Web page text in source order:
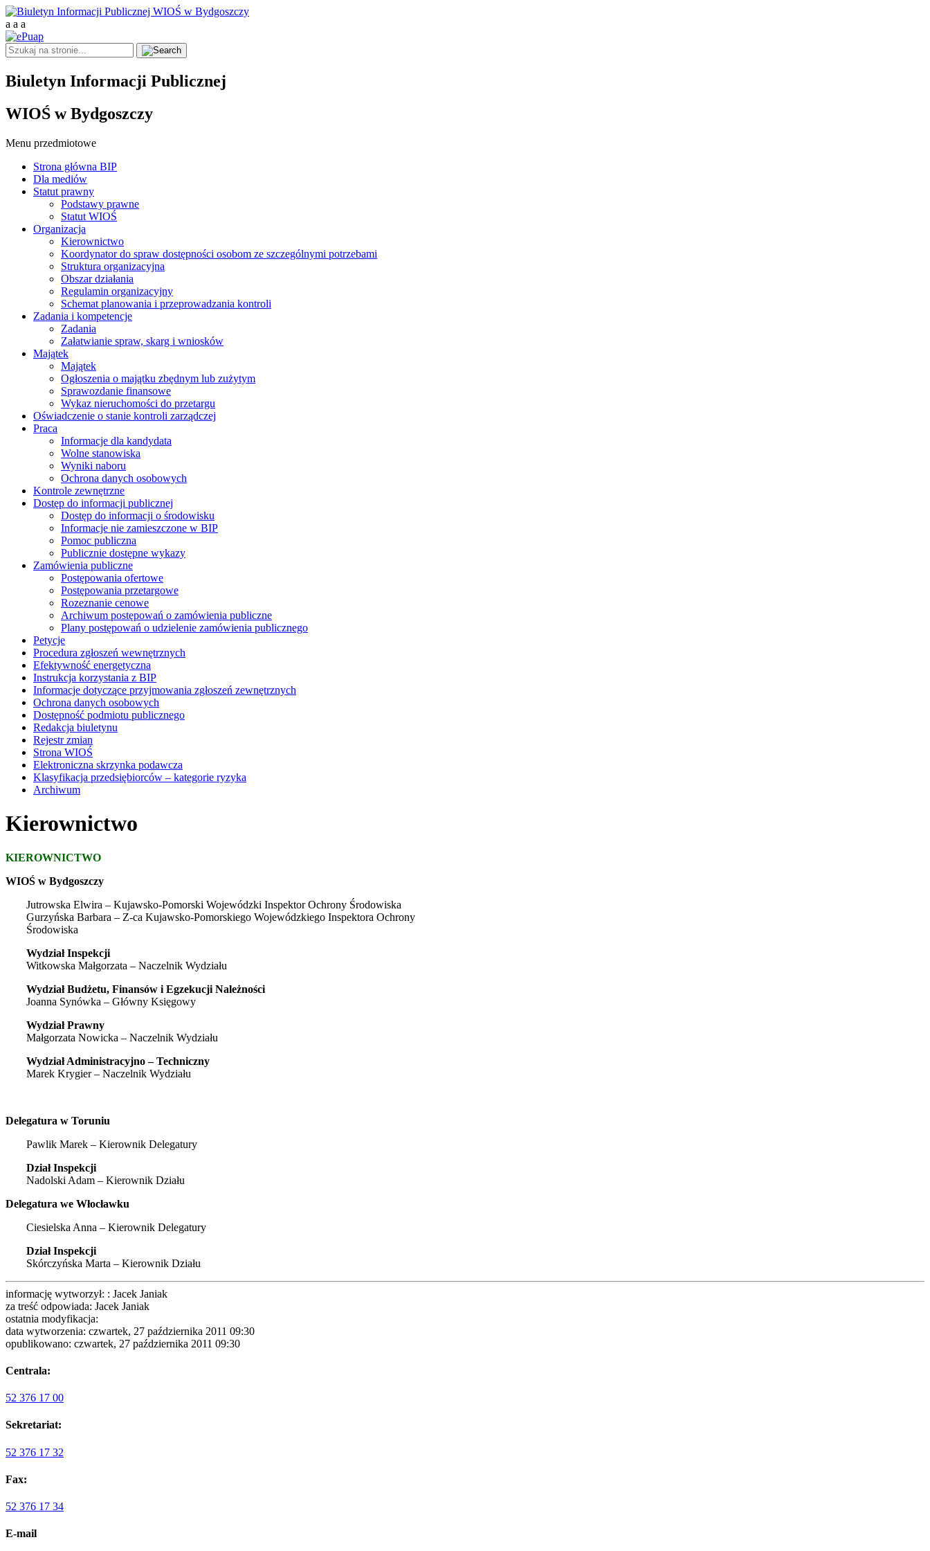
a a a
Biuletyn Informacji Publicznej
WIOŚ w Bydgoszczy
Menu przedmiotowe
Strona główna BIP
Dla mediów
Statut prawny
Podstawy prawne
Statut WIOŚ
Organizacja
Kierownictwo
Koordynator do spraw dostępności osobom ze szczególnymi potrzebami
Struktura organizacyjna
Obszar działania
Regulamin organizacyjny
Schemat planowania i przeprowadzania kontroli
Zadania i kompetencje
Zadania
Załatwianie spraw, skarg i wniosków
Majątek
Majątek
Ogłoszenia o majątku zbędnym lub zużytym
Sprawozdanie finansowe
Wykaz nieruchomości do przetargu
Oświadczenie o stanie kontroli zarządczej
Praca
Informacje dla kandydata
Wolne stanowiska
Wyniki naboru
Ochrona danych osobowych
Kontrole zewnętrzne
Dostęp do informacji publicznej
Dostęp do informacji o środowisku
Informacje nie zamieszczone w BIP
Pomoc publiczna
Publicznie dostępne wykazy
Zamówienia publiczne
Postępowania ofertowe
Postępowania przetargowe
Rozeznanie cenowe
Archiwum postępowań o zamówienia publiczne
Plany postępowań o udzielenie zamówienia publicznego
Petycje
Procedura zgłoszeń wewnętrznych
Efektywność energetyczna
Instrukcja korzystania z BIP
Informacje dotyczące przyjmowania zgłoszeń zewnętrznych
Ochrona danych osobowych
Dostępność podmiotu publicznego
Redakcja biuletynu
Rejestr zmian
Strona WIOŚ
Elektroniczna skrzynka podawcza
Klasyfikacja przedsiębiorców – kategorie ryzyka
Archiwum
Kierownictwo
KIEROWNICTWO
WIOŚ w Bydgoszczy
Jutrowska Elwira – Kujawsko-Pomorski Wojewódzki Inspektor Ochrony Środowiska
Gurzyńska Barbara – Z-ca Kujawsko-Pomorskiego Wojewódzkiego Inspektora Ochrony
Środowiska
Wydział Inspekcji
Witkowska Małgorzata – Naczelnik Wydziału
Wydział Budżetu, Finansów i Egzekucji Należności
Joanna Synówka – Główny Księgowy
Wydział Prawny
Małgorzata Nowicka – Naczelnik Wydziału
Wydział Administracyjno – Techniczny
Marek Krygier – Naczelnik Wydziału
Delegatura w Toruniu
Pawlik Marek – Kierownik Delegatury
Dział Inspekcji
Nadolski Adam – Kierownik Działu
Delegatura we Włocławku
Ciesielska Anna – Kierownik Delegatury
Dział Inspekcji
Skórczyńska Marta – Kierownik Działu
informację wytworzył: : Jacek Janiak
za treść odpowiada: Jacek Janiak
ostatnia modyfikacja:
data wytworzenia: czwartek, 27 października 2011 09:30
opublikowano: czwartek, 27 października 2011 09:30
Centrala:
52 376 17 00
Sekretariat:
52 376 17 32
Fax:
52 376 17 34
E-mail